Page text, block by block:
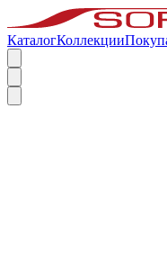
КаталогКоллекции